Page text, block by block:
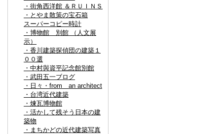
・街角西洋館 ＆ＲＵＩＮＳ
・とやま散策の宝石箱
スーパーコピー時計
・博物館 別館 （人文展
示）
・香川建築探偵団の建築１
００選
・中村與資平記念館別館
・武田五一ブログ
・日々・from an architect
・台湾近代建築
・煉瓦博物館
・活かして残そう日本の建
築物
・まちかどの近代建築写真